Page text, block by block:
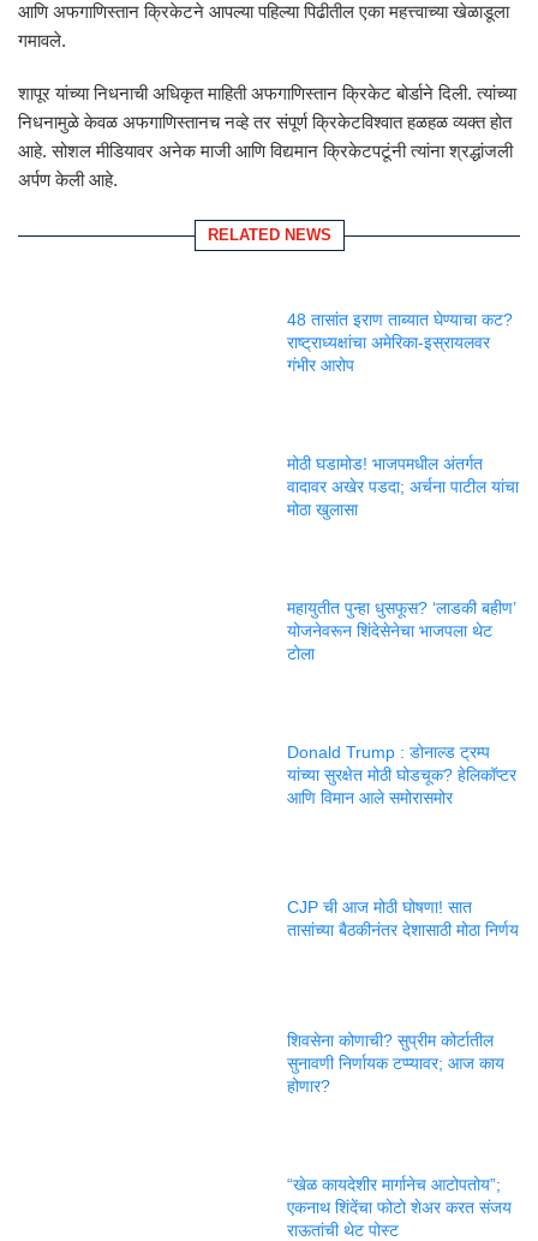
आणि अफगाणिस्तान क्रिकेटने आपल्या पहिल्या पिढीतील एका महत्त्वाच्या खेळाडूला
गमावले.
शापूर यांच्या निधनाची अधिकृत माहिती अफगाणिस्तान क्रिकेट बोर्डाने दिली. त्यांच्या
निधनामुळे केवळ अफगाणिस्तानच नव्हे तर संपूर्ण क्रिकेटविश्वात हळहळ व्यक्त होत
आहे. सोशल मीडियावर अनेक माजी आणि विद्यमान क्रिकेटपटूंनी त्यांना श्रद्धांजली
अर्पण केली आहे.
RELATED NEWS
48 तासांत इराण ताब्यात घेण्याचा कट?
राष्ट्राध्यक्षांचा अमेरिका-इस्रायलवर
गंभीर आरोप
मोठी घडामोड! भाजपमधील अंतर्गत
वादावर अखेर पडदा; अर्चना पाटील यांचा
मोठा खुलासा
महायुतीत पुन्हा धुसफूस? ‘लाडकी बहीण’
योजनेवरून शिंदेसेनेचा भाजपला थेट
टोला
Donald Trump : डोनाल्ड ट्रम्प
यांच्या सुरक्षेत मोठी घोडचूक? हेलिकॉप्टर
आणि विमान आले समोरासमोर
CJP ची आज मोठी घोषणा! सात
तासांच्या बैठकीनंतर देशासाठी मोठा निर्णय
शिवसेना कोणाची? सुप्रीम कोर्टातील
सुनावणी निर्णायक टप्प्यावर; आज काय
होणार?
“खेळ कायदेशीर मार्गानेच आटोपतोय”;
एकनाथ शिंदेंचा फोटो शेअर करत संजय
राऊतांची थेट पोस्ट